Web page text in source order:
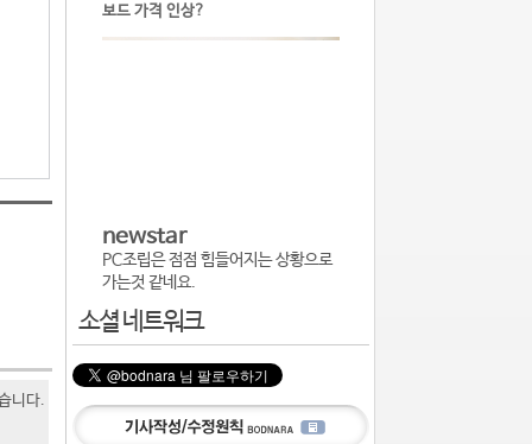
니다.
보드 가격 인상?
newstar
PC조립은 점점 힘들어지는 상황으로
가는것 같네요.
소셜 네트워크